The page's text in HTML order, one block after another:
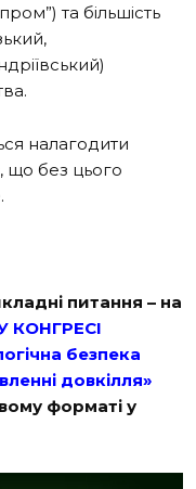
та більшість
налагодити
що без цього
питання – на
безпека
довкілля»
форматі у